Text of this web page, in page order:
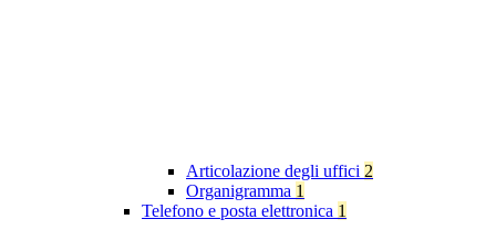
Articolazione degli uffici 2
Organigramma 1
Telefono e posta elettronica 1